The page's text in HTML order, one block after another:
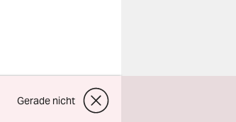
Gerade nicht